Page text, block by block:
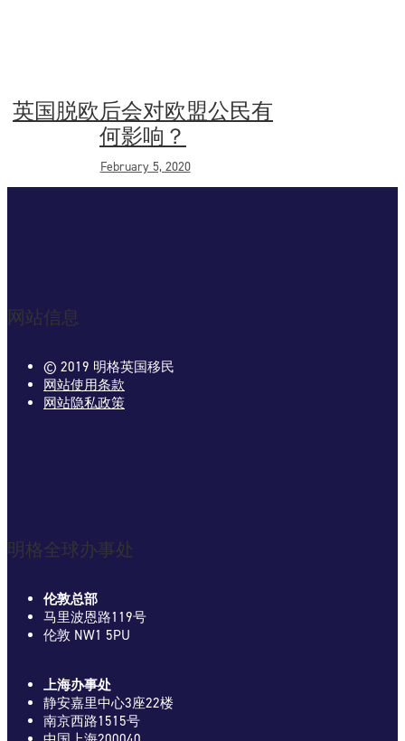
英国脱欧后会对欧盟公民有
何影响？
February 5, 2020
网站信息
© 2019 明格英国移民
网站使用条款
网站隐私政策
明格全球办事处
伦敦总部
马里波恩路119号
伦敦 NW1 5PU
上海办事处
静安嘉里中心3座22楼
南京西路1515号